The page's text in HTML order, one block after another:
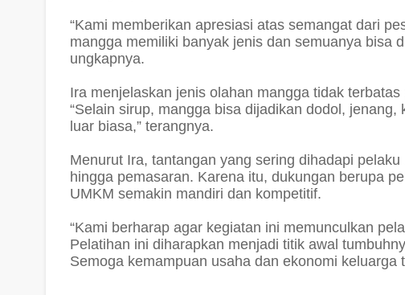
“Kami memberikan apresiasi atas semangat dari
mangga memiliki banyak jenis dan semuanya bisa
ungkapnya.
Ira menjelaskan jenis olahan mangga tidak
“Selain sirup, mangga bisa dijadikan dodol,
luar biasa,” terangnya.
Menurut Ira, tantangan yang sering dihadapi
hingga pemasaran. Karena itu, dukungan berupa
UMKM semakin mandiri dan kompetitif.
“Kami berharap agar kegiatan ini memunculkan
Pelatihan ini diharapkan menjadi titik awal
Semoga kemampuan usaha dan ekonomi keluarga